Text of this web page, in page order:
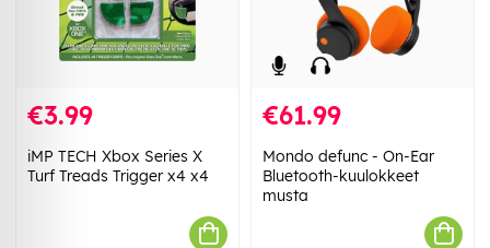
€3.99
iMP TECH Xbox Series X
Turf Treads Trigger x4 x4
€61.99
Mondo defunc - On-Ear
Bluetooth-kuulokkeet
musta